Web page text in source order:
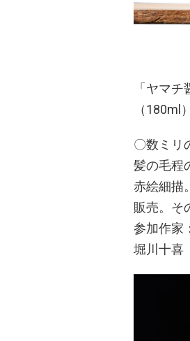
「ヤマ
（180ml
〇数ミリ
髪の毛程
赤絵細描
販売。そ
参加作家
堀川十喜